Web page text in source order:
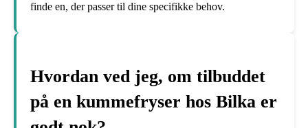
finde en, der passer til dine specifikke behov.
Hvordan ved jeg, om tilbuddet
på en kummefryser hos Bilka er